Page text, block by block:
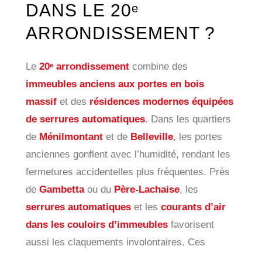
DANS LE 20ᵉ
ARRONDISSEMENT ?
Le 20ᵉ arrondissementcombine des
immeubles anciens aux portes en bois
massifet des résidences modernes équipées
de serrures automatiques. Dans les quartiers
de Ménilmontantet de Belleville, les portes
anciennes gonflent avec l’humidité, rendant les
fermetures accidentelles plus fréquentes. Près
de Gambettaou du Père-Lachaise, les
serrures automatiqueset les courants d’air
dans les couloirs d’immeublesfavorisent
aussi les claquements involontaires. Ces